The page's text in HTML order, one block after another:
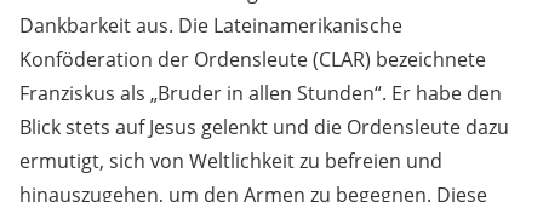
Dankbarkeit aus. Die Lateinamerikanische
Konföderation der Ordensleute (CLAR) bezeichnete
Franziskus als „Bruder in allen Stunden“. Er habe den
Blick stets auf Jesus gelenkt und die Ordensleute dazu
ermutigt, sich von Weltlichkeit zu befreien und
hinauszugehen, um den Armen zu begegnen. Diese